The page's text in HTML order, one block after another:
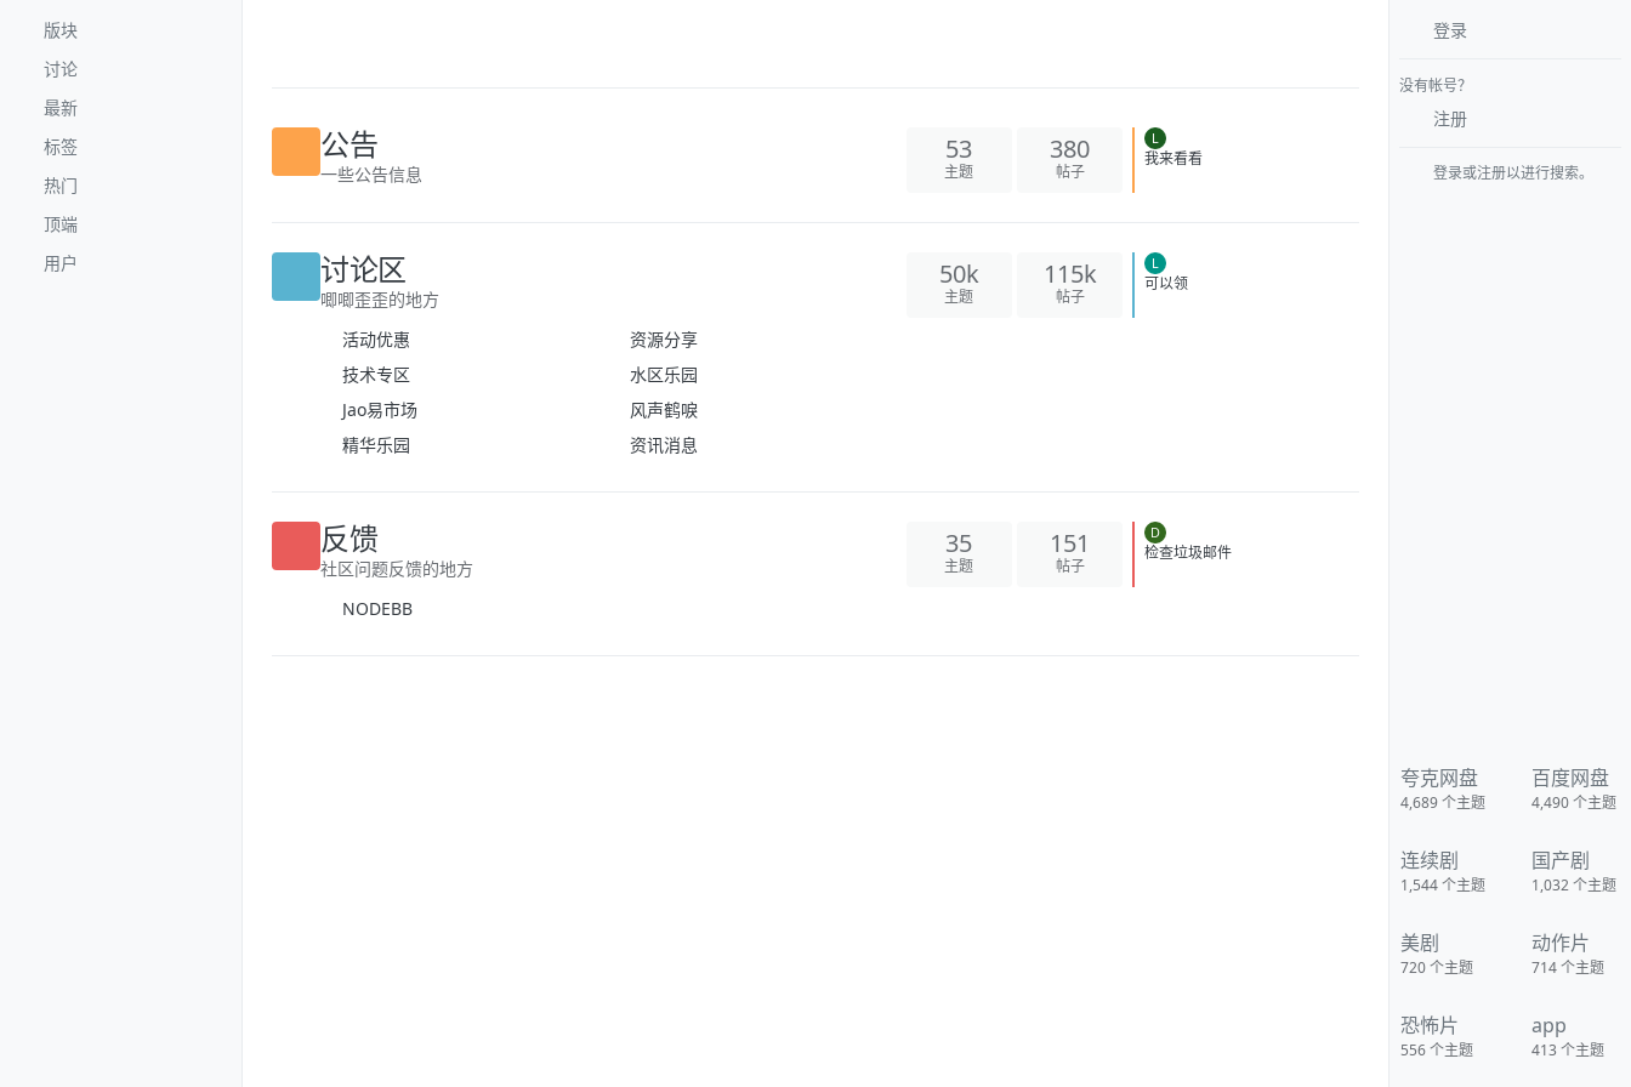
版块
讨论
最新
标签
热门
顶端
用户
公告 53 380 L
讨论区
唧唧歪歪的地方
活动优惠
资源分享
技术专区
水区乐园
Jao易市场
风声鹤唳
50k 115k L
反馈 35 151 D
登录
没有帐号？
注册
登录或注册以进行搜索。
夸克网盘
4,689 个主题
百度网盘
4,490 个主题
连续剧
1,544 个主题
国产剧
1,032个主题
美剧
720 个主题
动作片
714个主题
恐怖片
556 个主题
app
413个主题